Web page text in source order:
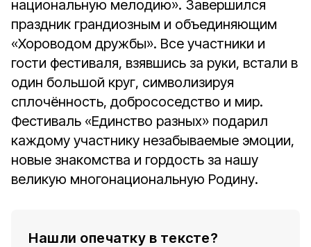
национальную мелодию». Завершился
праздник грандиозным и объединяющим
«Хороводом дружбы». Все участники и
гости фестиваля, взявшись за руки, встали в
один большой круг, символизируя
сплочённость, добрососедство и мир.
Фестиваль «Единство разных» подарил
каждому участнику незабываемые эмоции,
новые знакомства и гордость за нашу
великую многонациональную Родину.
Нашли опечатку в тексте?